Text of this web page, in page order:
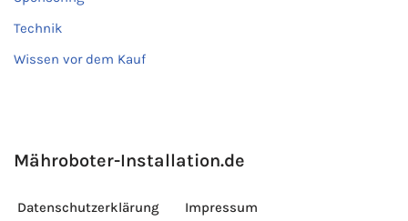
Technik
Wissen vor dem Kauf
Mähroboter-Installation.de
Datenschutzerklärung Impressum